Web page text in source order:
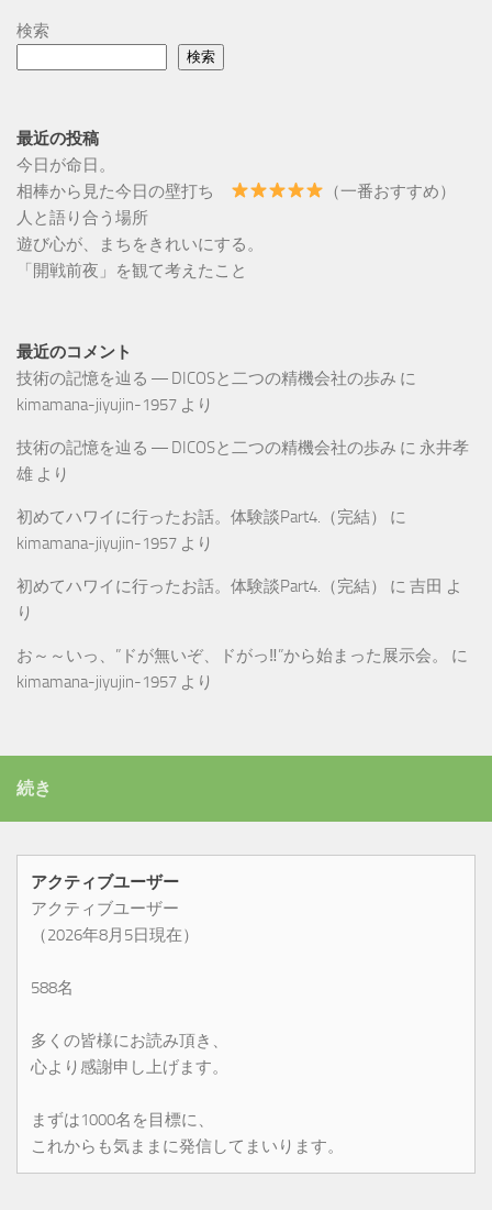
検索
検索
最近の投稿
今日が命日。
相棒から見た今日の壁打ち
（一番おすすめ）
人と語り合う場所
遊び心が、まちをきれいにする。
「開戦前夜」を観て考えたこと
最近のコメント
技術の記憶を辿る ― DICOSと二つの精機会社の歩み に
kimamana-jiyujin-1957 より
技術の記憶を辿る ― DICOSと二つの精機会社の歩み に 永井孝
雄 より
初めてハワイに行ったお話。体験談Part4.（完結）
に
kimamana-jiyujin-1957 より
初めてハワイに行ったお話。体験談Part4.（完結） に 吉田 よ
り
お～～いっ、”ドが無いぞ、ドがっ‼”から始まった展示会。
に
kimamana-jiyujin-1957 より
続き
アクティブユーザー
アクティブユーザー
（2026年8月5日現在）
588名
多くの皆様にお読み頂き、
心より感謝申し上げます。
まずは1000名を目標に、
これからも気ままに発信してまいります。